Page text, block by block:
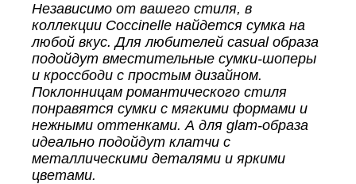
Независимо от вашего стиля, в
коллекции Coccinelle найдется сумка на
любой вкус. Для любителей casual образа
подойдут вместительные сумки-шоперы
и кроссбоди с простым дизайном.
Поклонницам романтического стиля
понравятся сумки с мягкими формами и
нежными оттенками. А для glam-образа
идеально подойдут клатчи с
металлическими деталями и яркими
цветами.